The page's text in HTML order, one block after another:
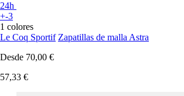
24h
+-3
1 colores
Le Coq Sportif Zapatillas de malla Astra
Desde 70,00 €
57,33 €